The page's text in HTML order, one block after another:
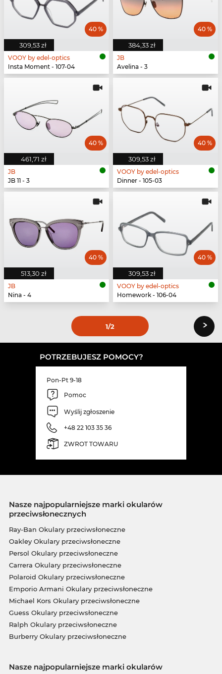
309,53 zł
40 %
VOOY by edel-optics
Insta Moment - 107-04
384,33 zł
40 %
JB
Avelina - 3
461,71 zł
40 %
JB
JB 11 - 3
309,53 zł
40 %
VOOY by edel-optics
Dinner - 105-03
513,30 zł
40 %
JB
Nina - 4
309,53 zł
40 %
VOOY by edel-optics
Homework - 106-04
1/2 ›
POTRZEBUJESZ POMOCY?
Pon-Pt 9-18
Pomoc
Wyślij zgłoszenie
+48 22 103 35 36
ZWROT TOWARU
Nasze najpopularniejsze marki okularów
przeciwsłonecznych
Ray-Ban Okulary przeciwsłoneczne
Oakley Okulary przeciwsłoneczne
Persol Okulary przeciwsłoneczne
Carrera Okulary przeciwsłoneczne
Polaroid Okulary przeciwsłoneczne
Emporio Armani Okulary przeciwsłoneczne
Michael Kors Okulary przeciwsłoneczne
Guess Okulary przeciwsłoneczne
Ralph Okulary przeciwsłoneczne
Burberry Okulary przeciwsłoneczne
Nasze najpopularniejsze marki okularów